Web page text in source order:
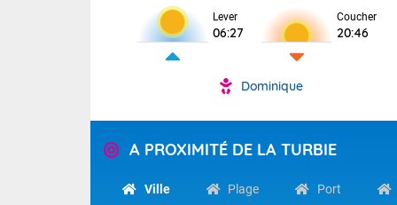
sensible,
septembre
Lever
06:27
Coucher
20:46
Dominique
A PROXIMITÉ DE LA TURBIE
Ville Plage Port
Clermont-
Limoges :
Lille : 28/15
(2A),
Savoie
Des résidus